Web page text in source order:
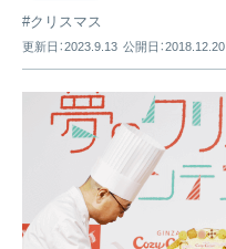
クリスマス
更新日：2023.9.13 公開日：2018.12.20